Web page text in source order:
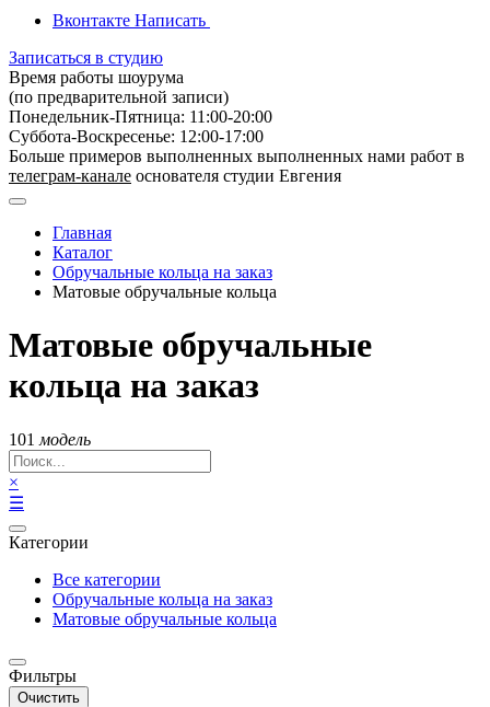
Вконтакте Написать
Записаться в студию
Время работы шоурума
(по предварительной записи)
Понедельник-Пятница: 11:00-20:00
Суббота-Bоcкресенье: 12:00-17:00
Больше примеров выполненных выполненных нами работ в
телеграм-канале основателя студии Евгения
Главная
Каталог
Обручальные кольца на заказ
Матовые обручальные кольца
Матовые обручальные
кольца на заказ
101 модель
×
☰
Категории
Все категории
Обручальные кольца на заказ
Матовые обручальные кольца
Фильтры
Очистить